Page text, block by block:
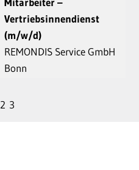
Vertriebsinnendienst
(m/w/d)
REMONDIS Service GmbH
Bonn
2 3